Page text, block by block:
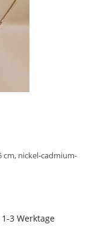
cm, nickel-cadmium-
3 Werktage